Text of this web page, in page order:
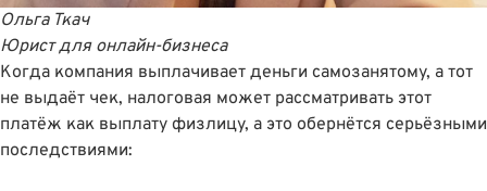
Ольга Ткач
Юрист для онлайн-бизнеса
Когда компания выплачивает деньги самозанятому, а тот
не выдаёт чек, налоговая может рассматривать этот
платëж как выплату физлицу, а это обернётся серьёзными
последствиями: